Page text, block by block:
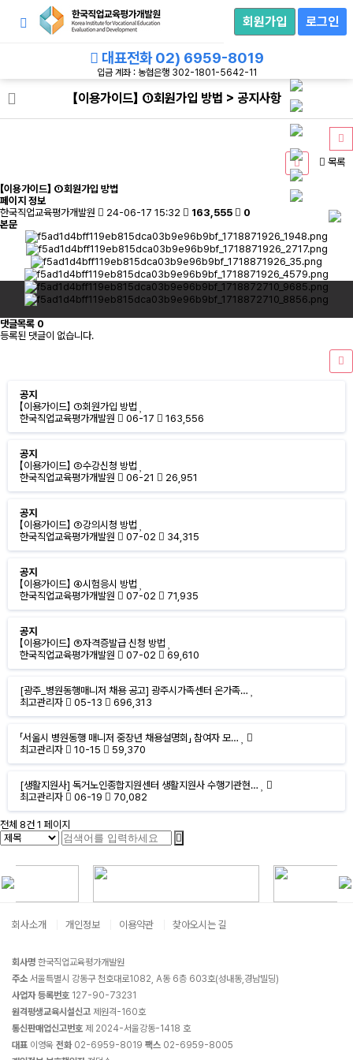
회
인
회원가입 로그인
대표전화02) 6959-8019
입금 계좌 : 농협은행 302-1801-5642-11
【이용가이드】 ①회원가입 방법 > 공지사항
목록
【이용가이드】 ①회원가입 방법
페이지 정보
한국직업교육평가개발원
24-06-17 15:32 163,555
0
본문
댓글목록 0
등록된 댓글이 없습니다.
공지
【이용가이드】 ①회원가입 방법
한국직업교육평가개발원
06-17 163,556
공지
【이용가이드】 ②수강신청 방법
한국직업교육평가개발원
06-21 26,951
공지
【이용가이드】 ③강의시청 방법
한국직업교육평가개발원
07-02 34,315
공지
【이용가이드】 ④시험응시 방법
한국직업교육평가개발원
07-02 71,935
공지
【이용가이드】 ⑤자격증발급 신청 방법
한국직업교육평가개발원
07-02 69,610
[광주_병원동행매니저 채용 공고] 광주시가족센터 온가족…
최고관리자
05-13 696,313
「서울시 병원동행 매니저 중장년 채용설명회」 참여자 모…
최고관리자
10-15 59,370
[생활지원사] 독거노인종합지원센터 생활지원사 수행기관현…
최고관리자
06-19 70,082
전체 8건 1 페이지
회사소개 개인정보 이용약관 찾아오시는 길
회사명 한국직업교육평가개발원
주소 서울특별시 강동구 천호대로1082, A동 6층 603호(성내동,경남빌딩)
사업자 등록번호 127-90-73231
원격평생교육시설신고 제원격-160호
통신판매업신고번호 제 2024-서울강동-1418 호
대표 이영욱 전화02-6959-8019 팩스 02-6959-8005